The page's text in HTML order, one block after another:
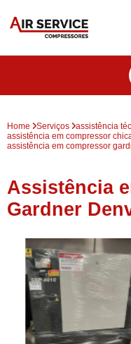
Home Serviços
assistência
assistência em compressor
assistência em compressor
Assistência
Gardner